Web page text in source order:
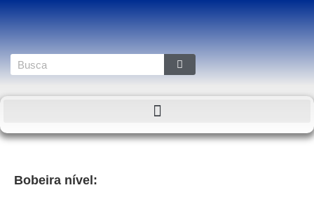
Bobeira nível: